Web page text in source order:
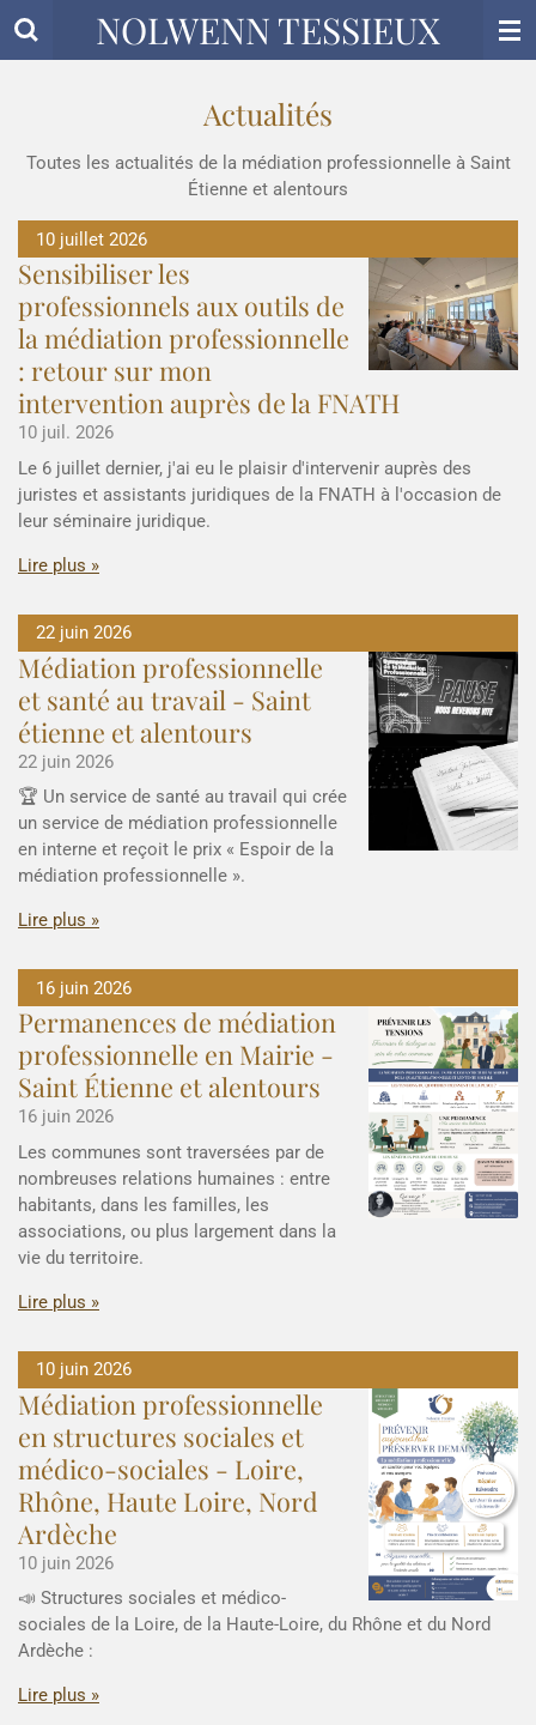
Passer
NOLWENN TESSIEUX
Actualités
Toutes les actualités de la médiation professionnelle à Saint
Étienne et alentours
10 juillet 2026
Sensibiliser les
professionnels aux outils de
la médiation professionnelle
: retour sur mon
intervention auprès de la FNATH
10 juil. 2026
Le 6 juillet dernier, j'ai eu le plaisir d'intervenir auprès des
juristes et assistants juridiques de la FNATH à l'occasion de
leur séminaire juridique.
Lire plus »
22 juin 2026
Médiation professionnelle
et santé au travail - Saint
étienne et alentours
22 juin 2026
🏆 Un service de santé au travail qui crée
un service de médiation professionnelle
en interne et reçoit le prix « Espoir de la
médiation professionnelle ».
Lire plus »
16 juin 2026
Permanences de médiation
professionnelle en Mairie -
Saint Étienne et alentours
16 juin 2026
Les communes sont traversées par de
nombreuses relations humaines : entre
habitants, dans les familles, les
associations, ou plus largement dans la
vie du territoire.
Lire plus »
10 juin 2026
Médiation professionnelle
en structures sociales et
médico-sociales - Loire,
Rhône, Haute Loire, Nord
Ardèche
10 juin 2026
📣 Structures sociales et médico-
sociales de la Loire, de la Haute-Loire, du Rhône et du Nord
Ardèche :
Lire plus »